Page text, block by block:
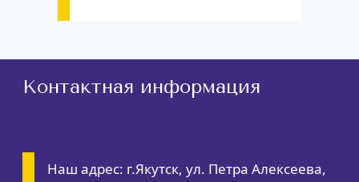
Контактная информация
Наш адрес: г.Якутск, ул. Петра Алексеева,